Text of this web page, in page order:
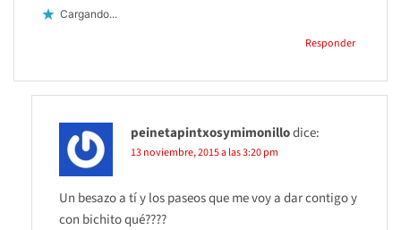
Cargando...
Responder
peinetapintxosymimonillodice:
13 noviembre, 2015 a las 3:20 pm
Un besazo a tí y los paseos que me voy a dar contigo y
con bichito qué????